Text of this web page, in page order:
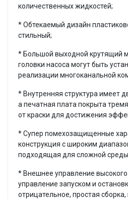
количественных жидкостей;
*Обтекаемый дизайн
стильный;
* Большой выходной крутящий
головки насоса могут быть
реализации многоканальной
* Внутренняя структура имеет
а печатная плата покрыта
от краски для достижения
*Супер помехозащищенные
конструкция с широким
подходящая для сложной среды
* Внешнее управление высокого
управление запуском и
отрицательное, простая